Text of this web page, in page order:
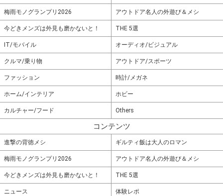
梅雨モノグランプリ2026 アウトドア名人の外遊び＆メシ
今どきメンズは外見も磨かないと！ THE 5選
IT/モバイル オーディオ/ビジュアル
クルマ/乗り物 アウトドア/スポーツ
ファッション 時計/メガネ
ホーム/インテリア ホビー
カルチャー/フード Others
コンテンツ
進撃の背徳メシ ギルティ飯は大人のロマン
梅雨モノグランプリ2026 アウトドア名人の外遊び＆メシ
今どきメンズは外見も磨かないと！ THE 5選
ニュース 体験レポ